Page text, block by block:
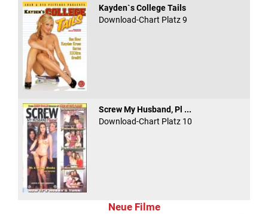
Kayden`s College Tails
Download-Chart Platz 9
Screw My Husband, Pl ...
Download-Chart Platz 10
Neue Filme